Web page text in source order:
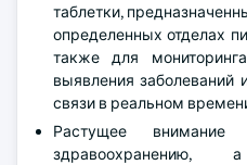
таблетки,
определенных отделах
также для
выявления заболеваний
связи в реальном
Растущее